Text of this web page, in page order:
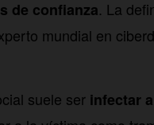
de confianza. La
mundial en
suele ser infectar